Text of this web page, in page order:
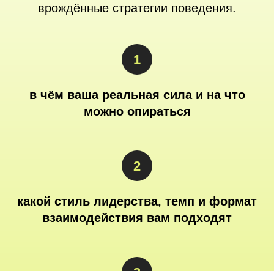
врождённые стратегии поведения.
в чём ваша реальная сила и на что
можно опираться
какой стиль лидерства, темп и формат
взаимодействия вам подходят